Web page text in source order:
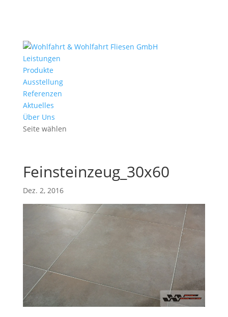
Leistungen
Produkte
Ausstellung
Referenzen
Aktuelles
Über Uns
Seite wählen
Feinsteinzeug_30x60
Dez. 2, 2016